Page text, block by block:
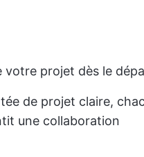
votre projet dès le
de projet claire,
une collaboration